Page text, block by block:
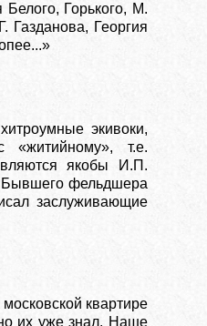
Горького, М.
Георгия
экивоки,
«житийному», т.е.
якобы И.П.
Бывшего фельдшера
заслуживающие
квартире
их уже знал. Наше